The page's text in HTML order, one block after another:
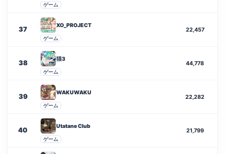
ゲーム
37 XO_PROJECT
ゲーム
22,457
38 猫3
ゲーム
44,778
39 WAKUWAKU
ゲーム
22,282
40 Utatane Club
ゲーム
21,799